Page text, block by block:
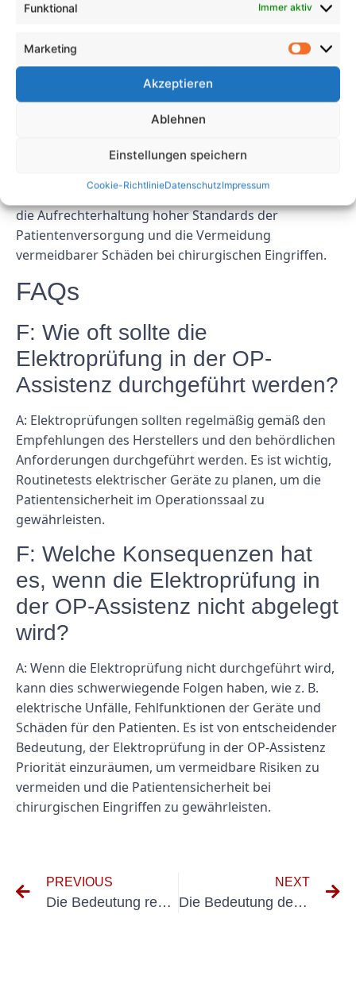
Funktional Immer aktiv
Marketing
Akzeptieren
Ablehnen
Einstellungen speichern
Cookie-RichtlinieDatenschutzImpressum
Operationssaal unerlässlich. Durch die Prüfung
Gesundheitseinrichtungen Stromunfälle verhindern
und eine sichere Umgebung für chirurgische
Eingriffe gewährleisten. Regelmäßige
Elektroprüfungen helfen dabei, potenzielle Risiken zu
Patienten und Gesundheitsdienstleistern zu
OP-Assistenz ist von entscheidender Bedeutung für
die Aufrechterhaltung hoher Standards der
Patientenversorgung und die Vermeidung
vermeidbarer Schäden bei chirurgischen Eingriffen.
FAQs
F: Wie oft sollte die
Elektroprüfung in der OP-
Assistenz durchgeführt werden?
A: Elektroprüfungen sollten regelmäßig gemäß den
Empfehlungen des Herstellers und den behördlichen
Anforderungen durchgeführt werden. Es ist wichtig,
Routinetests elektrischer Geräte zu planen, um die
Patientensicherheit im Operationssaal zu
gewährleisten.
F: Welche Konsequenzen hat
es, wenn die Elektroprüfung in
der OP-Assistenz nicht abgelegt
wird?
A: Wenn die Elektroprüfung nicht durchgeführt wird,
kann dies schwerwiegende Folgen haben, wie z. B.
elektrische Unfälle, Fehlfunktionen der Geräte und
Schäden für den Patienten. Es ist von entscheidender
Bedeutung, der Elektroprüfung in der OP-Assistenz
Priorität einzuräumen, um vermeidbare Risiken zu
vermeiden und die Patientensicherheit bei
chirurgischen Eingriffen zu gewährleisten.
PREVIOUS
Die Bedeutung regelmäßiger Inspektionen elektrischer Systeme im Patientenmanagement
NEXT
Die Bedeutung der Prüfung tragbarer Geräte in der zahnmedizinischen Assistenz: Ein Leitfaden zur Prüfung ortsveränderlicher Geräte